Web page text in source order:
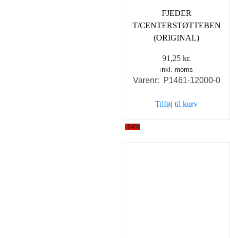
FJEDER
T/CENTERSTØTTEBEN
(ORIGINAL)
91,25 kr.
inkl. moms
Varenr: P1461-12000-0
Tilføj til kurv
-74%